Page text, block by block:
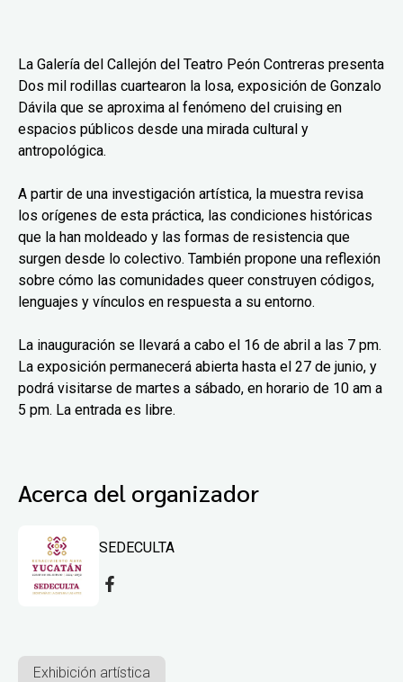
La Galería del Callejón del Teatro Peón Contreras presenta
Dos mil rodillas cuartearon la losa, exposición de Gonzalo
Dávila que se aproxima al fenómeno del cruising en
espacios públicos desde una mirada cultural y
antropológica.
A partir de una investigación artística, la muestra revisa
los orígenes de esta práctica, las condiciones históricas
que la han moldeado y las formas de resistencia que
surgen desde lo colectivo. También propone una reflexión
sobre cómo las comunidades queer construyen códigos,
lenguajes y vínculos en respuesta a su entorno.
La inauguración se llevará a cabo el 16 de abril a las 7 pm.
La exposición permanecerá abierta hasta el 27 de junio, y
podrá visitarse de martes a sábado, en horario de 10 am a
5 pm. La entrada es libre.
Acerca del organizador
SEDECULTA
Exhibición artística